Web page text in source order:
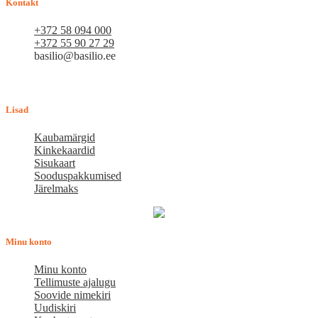
Kontakt
+372 58 094 000
+372 55 90 27 29
basilio@basilio.ee
Lisad
Kaubamärgid
Kinkekaardid
Sisukaart
Sooduspakkumised
Järelmaks
Minu konto
Minu konto
Tellimuste ajalugu
Soovide nimekiri
Uudiskiri